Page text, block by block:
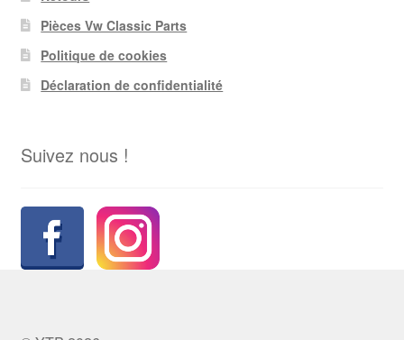
Pièces Vw Classic Parts
Politique de cookies
Déclaration de confidentialité
Suivez nous !